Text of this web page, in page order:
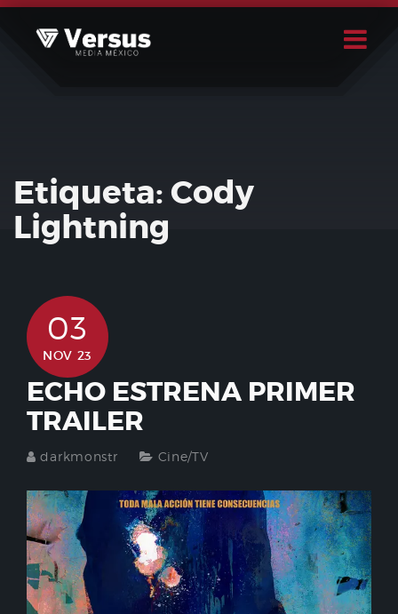
Skip
Etiqueta:Cody
Lightning
03
NOV 23
ECHO ESTRENA PRIMER
TRAILER
darkmonstr Cine/TV